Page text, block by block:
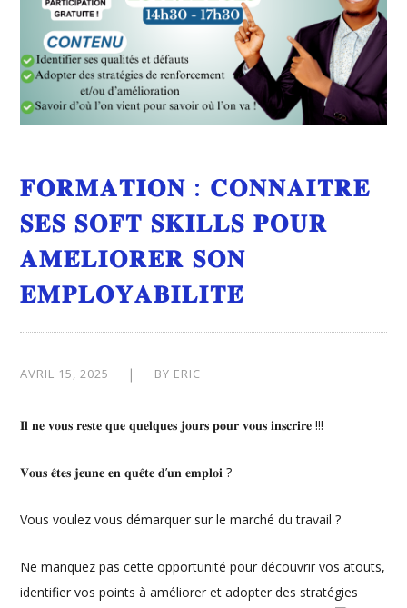
𝐅𝐎𝐑𝐌𝐀𝐓𝐈𝐎𝐍 : 𝐂𝐎𝐍𝐍𝐀𝐈𝐓𝐑𝐄
𝐒𝐄𝐒 𝐒𝐎𝐅𝐓 𝐒𝐊𝐈𝐋𝐋𝐒 𝐏𝐎𝐔𝐑
𝐀𝐌𝐄́𝐋𝐈𝐎𝐑𝐄𝐑 𝐒𝐎𝐍
𝐄𝐌𝐏𝐋𝐎𝐘𝐀𝐁𝐈𝐋𝐈𝐓𝐄́
AVRIL 15, 2025 BY ERIC
𝐈𝐥 𝐧𝐞 𝐯𝐨𝐮𝐬 𝐫𝐞𝐬𝐭𝐞 𝐪𝐮𝐞 𝐪𝐮𝐞𝐥𝐪𝐮𝐞𝐬 𝐣𝐨𝐮𝐫𝐬 𝐩𝐨𝐮𝐫 𝐯𝐨𝐮𝐬 𝐢𝐧𝐬𝐜𝐫𝐢𝐫𝐞 !!!
𝐕𝐨𝐮𝐬 𝐞̂𝐭𝐞𝐬 𝐣𝐞𝐮𝐧𝐞 𝐞𝐧 𝐪𝐮𝐞̂𝐭𝐞 𝐝’𝐮𝐧 𝐞𝐦𝐩𝐥𝐨𝐢 ?
Vousvoulez vous démarquer sur le marché du travail ?
Ne manquez pas cette opportunité pour découvrir vos atouts,
identifier vos points à améliorer et adopter des stratégies